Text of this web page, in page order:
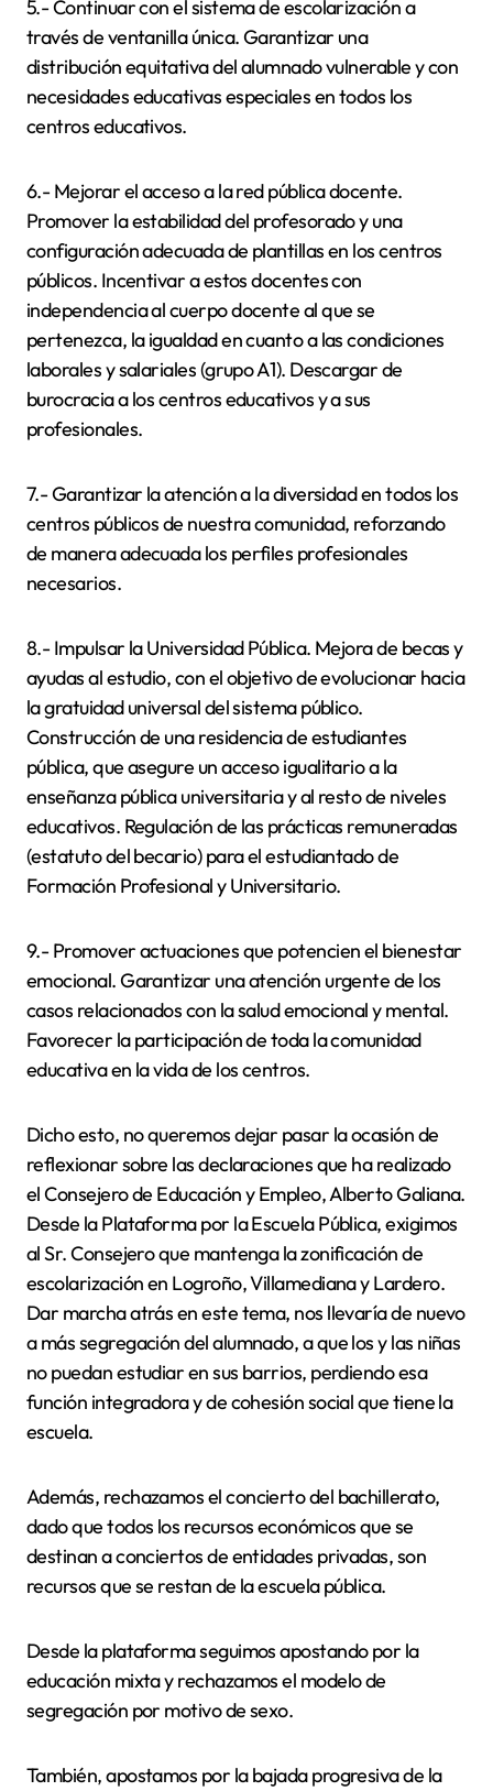
5.- Continuar con el sistema de escolarización a
través de ventanilla única. Garantizar una
distribución equitativa del alumnado vulnerable y con
necesidades educativas especiales en todos los
centros educativos.
6.- Mejorar el acceso a la red pública docente.
Promover la estabilidad del profesorado y una
configuración adecuada de plantillas en los centros
públicos. Incentivar a estos docentes con
independencia al cuerpo docente al que se
pertenezca, la igualdad en cuanto a las condiciones
laborales y salariales (grupo A1). Descargar de
burocracia a los centros educativos y a sus
profesionales.
7.- Garantizar la atención a la diversidad en todos los
centros públicos de nuestra comunidad, reforzando
de manera adecuada los perfiles profesionales
necesarios.
8.- Impulsar la Universidad Pública. Mejora de becas y
ayudas al estudio, con el objetivo de evolucionar hacia
la gratuidad universal del sistema público.
Construcción de una residencia de estudiantes
pública, que asegure un acceso igualitario a la
enseñanza pública universitaria y al resto de niveles
educativos. Regulación de las prácticas remuneradas
(estatuto del becario) para el estudiantado de
Formación Profesional y Universitario.
9.- Promover actuaciones que potencien el bienestar
emocional. Garantizar una atención urgente de los
casos relacionados con la salud emocional y mental.
Favorecer la participación de toda la comunidad
educativa en la vida de los centros.
Dicho esto, no queremos dejar pasar la ocasión de
reflexionar sobre las declaraciones que ha realizado
el Consejero de Educación y Empleo, Alberto Galiana.
Desde la Plataforma por la Escuela Pública, exigimos
al Sr. Consejero que mantenga la zonificación de
escolarización en Logroño, Villamediana y Lardero.
Dar marcha atrás en este tema, nos llevaría de nuevo
a más segregación del alumnado, a que los y las niñas
no puedan estudiar en sus barrios, perdiendo esa
función integradora y de cohesión social que tiene la
escuela.
Además, rechazamos el concierto del bachillerato,
dado que todos los recursos económicos que se
destinan a conciertos de entidades privadas, son
recursos que se restan de la escuela pública.
Desde la plataforma seguimos apostando por la
educación mixta y rechazamos el modelo de
segregación por motivo de sexo.
También, apostamos por la bajada progresiva de la